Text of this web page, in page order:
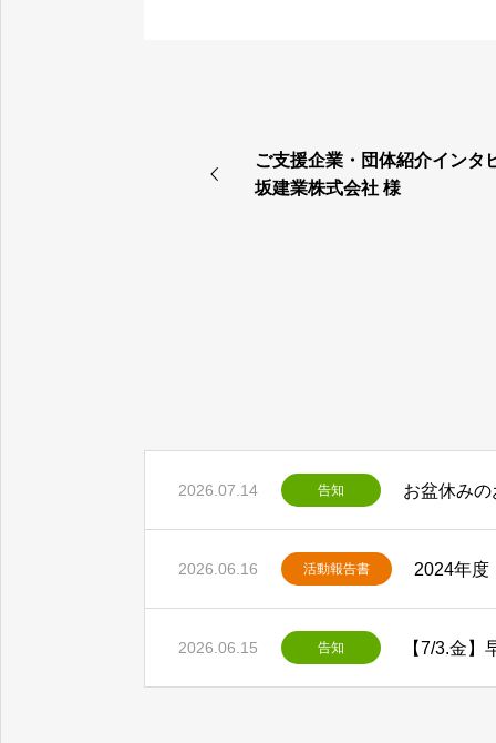
ご支援企業・団体紹介インタ
坂建業株式会社 様
2026.07.14 告知 お盆休み
2026.06.16 活動報告書 2024年度
2026.06.15 告知